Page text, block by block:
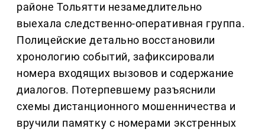
районе Тольятти незамедлительно
выехала следственно-оперативная группа.
Полицейские детально восстановили
хронологию событий, зафиксировали
номера входящих вызовов и содержание
диалогов. Потерпевшему разъяснили
схемы дистанционного мошенничества и
вручили памятку с номерами экстренных